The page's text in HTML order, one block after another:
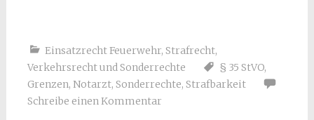
Einsatzrecht Feuerwehr, Strafrecht,
Verkehrsrecht und Sonderrechte
§ 35 StVO,
Grenzen, Notarzt, Sonderrechte, Strafbarkeit
Schreibe einen Kommentar